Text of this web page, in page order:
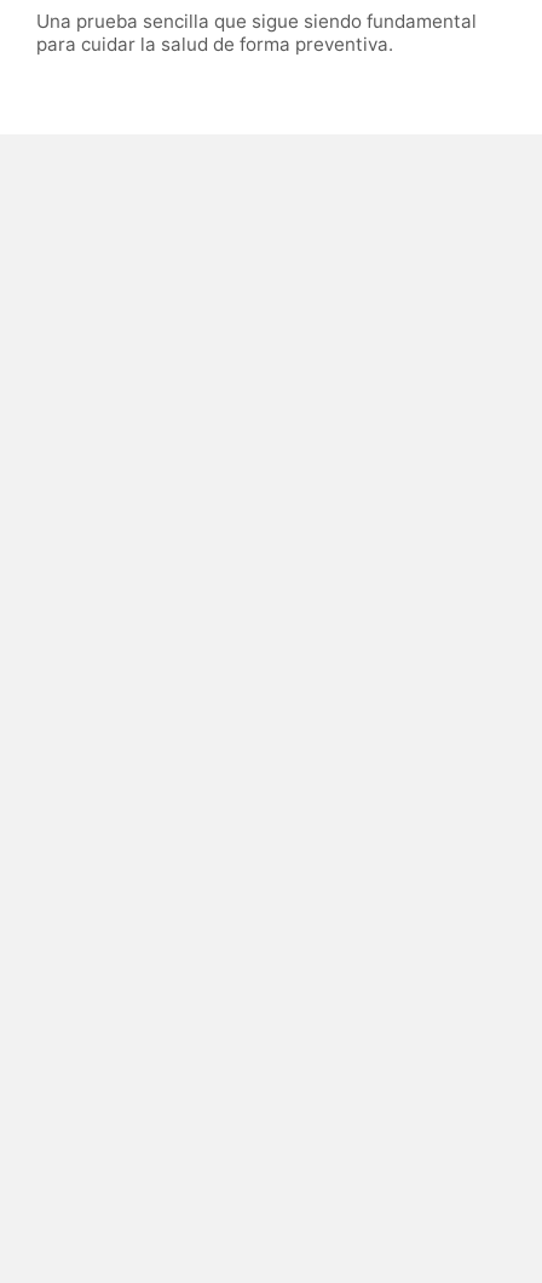
Una prueba sencilla que sigue siendo fundamental
para cuidar la salud de forma preventiva.